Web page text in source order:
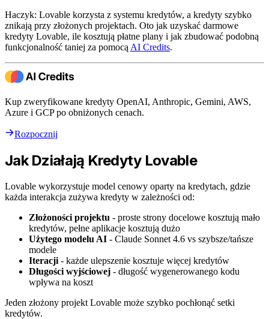
Haczyk: Lovable korzysta z systemu kredytów, a kredyty szybko
znikają przy złożonych projektach. Oto jak uzyskać darmowe
kredyty Lovable, ile kosztują płatne plany i jak zbudować podobną
funkcjonalność taniej za pomocą AI Credits.
Kup zweryfikowane kredyty OpenAI, Anthropic, Gemini, AWS,
Azure i GCP po obniżonych cenach.
Rozpocznij
Jak Działają Kredyty Lovable
Lovable wykorzystuje model cenowy oparty na kredytach, gdzie
każda interakcja zużywa kredyty w zależności od:
Złożoności projektu - proste strony docelowe kosztują mało
kredytów, pełne aplikacje kosztują dużo
Użytego modelu AI - Claude Sonnet 4.6 vs szybsze/tańsze
modele
Iteracji - każde ulepszenie kosztuje więcej kredytów
Długości wyjściowej - długość wygenerowanego kodu
wpływa na koszt
Jeden złożony projekt Lovable może szybko pochłonąć setki
kredytów.